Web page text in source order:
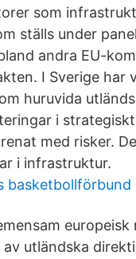
som
ställs under
andra EU-
I Sverige har
huruvida
i
med risker.
i infrastruktur.
basketbollförbund
europeisk
utländska